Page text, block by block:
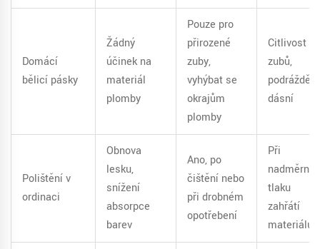
Domácí
bělicí pásky
Žádný
účinek na
materiál
plomby
Pouze pro
přirozené
zuby,
vyhýbat se
okrajům
plomby
Citlivost
zubů,
podráždění
dásní
Polištění v
ordinaci
Obnova
lesku,
snížení
absorpce
barev
Ano, po
čištění nebo
při drobném
opotřebení
Při
tlaku
zahřátí
materiálu